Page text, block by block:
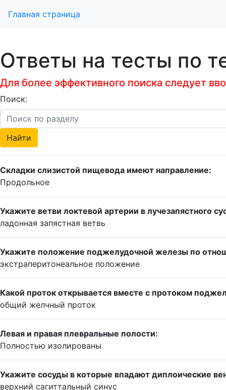
Главная страница
Ответы на тесты по
Для более эффективного поиска следует
Поиск:
Складки слизистой пищевода имеют направление:
Продольное
Укажите ветви локтевой артерии в лучезапястного
ладонная запястная ветвь
Укажите положение поджелудочной железы по
экстраперитонеальное положение
Какой проток открывается вместе с протоком
общий желчный проток
Левая и правая плевральные полости:
Полностью изолированы
Укажите сосуды в которые впадают диплоические
верхний сагиттальный синус